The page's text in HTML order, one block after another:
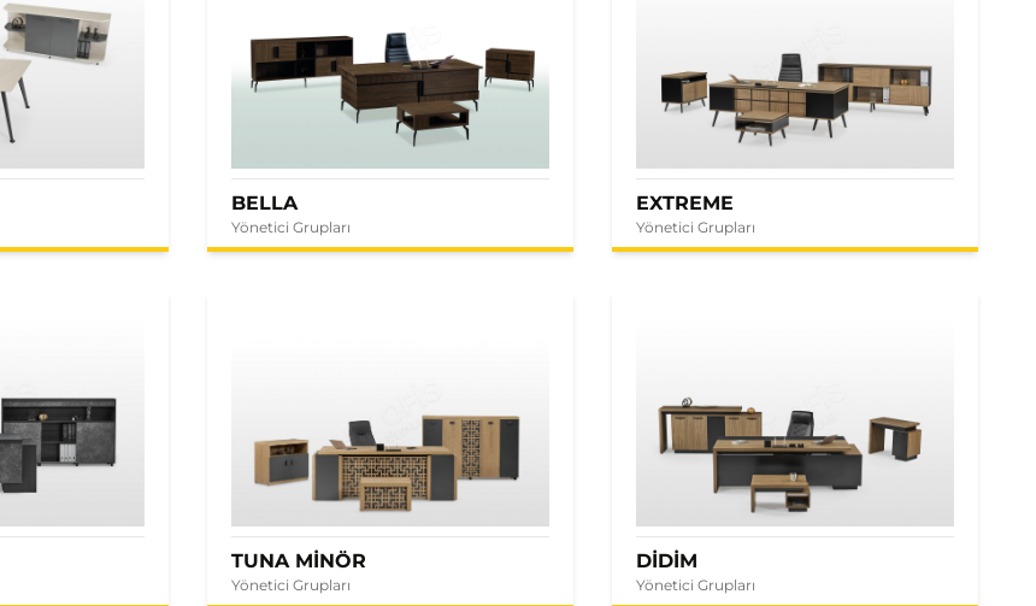
BELLA
Yönetici Grupları
EXTREME
Yönetici Grupları
TUNA MİNÖR
Yönetici Grupları
DİDİM
Yönetici Grupları